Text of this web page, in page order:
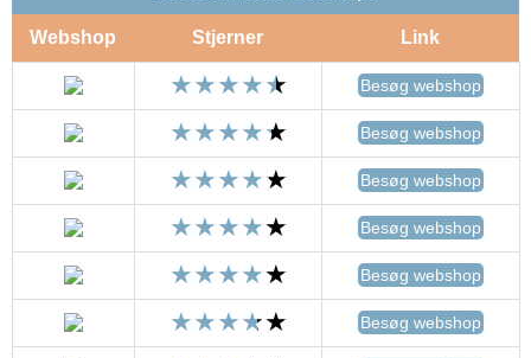
Webshop Stjerner Link
Besøg webshop
Besøg webshop
Besøg webshop
Besøg webshop
Besøg webshop
Besøg webshop